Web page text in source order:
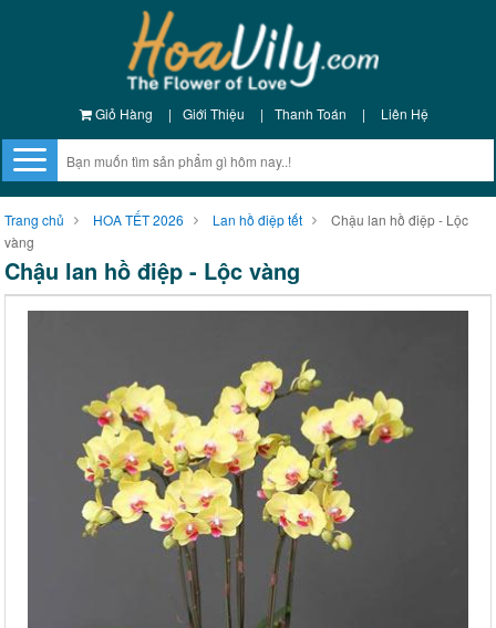
Giỏ Hàng | Giới Thiệu | Thanh Toán | Liên Hệ
Trang chủ HOA TẾT 2026 Lan hồ điệp tết
Chậu lan hồ điệp - Lộc
vàng
Chậu lan hồ điệp - Lộc vàng